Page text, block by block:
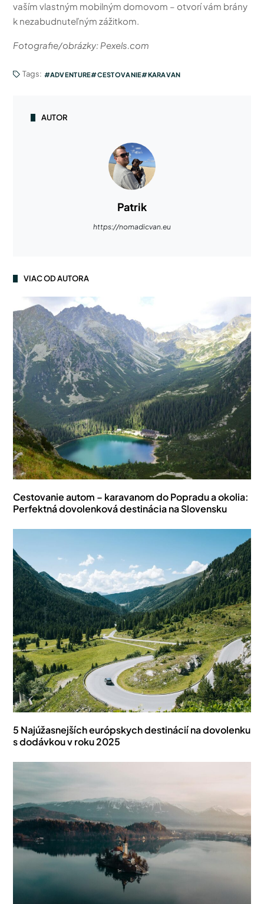
vaším vlastným mobilným domovom – otvorí vám brány
k nezabudnuteľným zážitkom.
Fotografie/obrázky: Pexels.com
Tags: ADVENTURE CESTOVANIE KARAVAN
AUTOR
Patrik
https://nomadicvan.eu
VIAC OD AUTORA
Cestovanie autom – karavanom do Popradu a okolia:
Perfektná dovolenková destinácia na Slovensku
5 Najúžasnejších európskych destinácií na dovolenku
s dodávkou v roku 2025